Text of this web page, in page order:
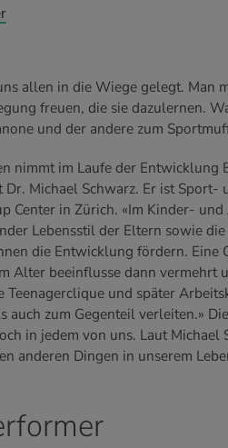
allen in die Wiege gelegt. Man
freuen, die sie dazulernen.
und der andere zum
nimmt im Laufe der Entwicklung
Michael Schwarz. Er ist
Center in Zürich. «Im Kinder-
Lebensstil der Eltern sowie
die Entwicklung fördern. Eine
Alter beeinflusse dann vermehrt
Teenagerclique und später
auch zum Gegenteil verleiten.»
in jedem von uns. Laut
anderen Dingen in unserem